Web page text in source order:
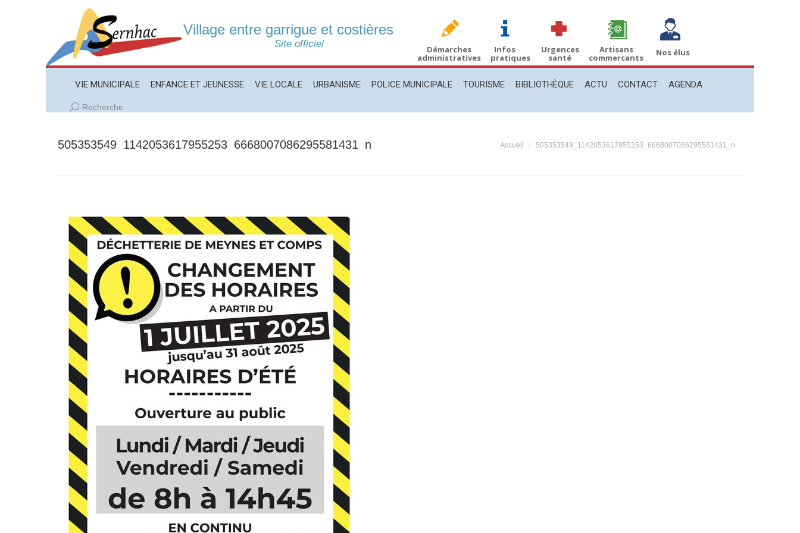
Village entre garrigue et costières
Site officiel Démarches
administratives
Infos
pratiques
Urgences
santé
Artisans
commercants Nos élus
VIE MUNICIPALE ENFANCE ET JEUNESSE VIE LOCALE URBANISME POLICE MUNICIPALE TOURISME BIBLIOTHÈQUE ACTU CONTACT AGENDA
Recherche
Recherche
505353549_1142053617955253_6668007086295581431_n Vous êtes ici :
Accueil 505353549_1142053617955253_6668007086295581431_n
VIE MUNICIPALE ENFANCE ET JEUNESSE VIE LOCALE URBANISME POLICE MUNICIPALE TOURISME BIBLIOTHÈQUE CONTACT AGENDA